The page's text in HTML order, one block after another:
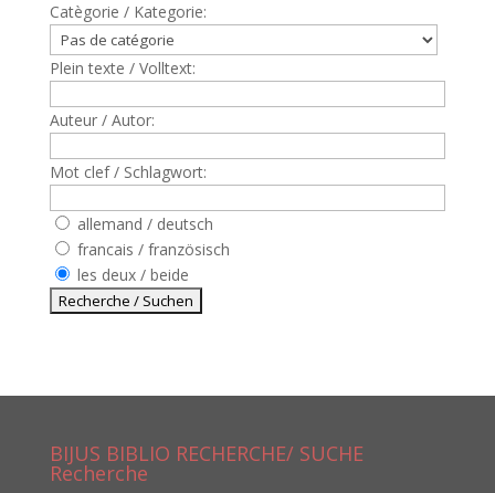
Catègorie / Kategorie:
Plein texte / Volltext:
Auteur / Autor:
Mot clef / Schlagwort:
allemand / deutsch
francais / französisch
les deux / beide
BIJUS BIBLIO RECHERCHE/ SUCHE
Recherche